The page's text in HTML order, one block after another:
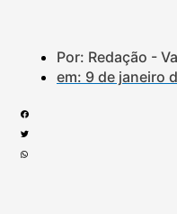
Por: Redação -
em: 9 de janeiro